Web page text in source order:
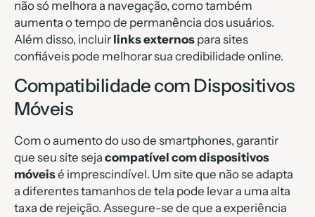
não só melhora a navegação, como também
aumenta o tempo de permanência dos usuários.
Além disso, incluir links externos para sites
confiáveis pode melhorar sua credibilidade online.
Compatibilidade com Dispositivos
Móveis
Com o aumento do uso de smartphones, garantir
que seu site seja compatível com dispositivos
móveisé imprescindível. Um site que não se adapta
a diferentes tamanhos de tela pode levar a uma alta
taxa de rejeição. Assegure-se de que a experiência